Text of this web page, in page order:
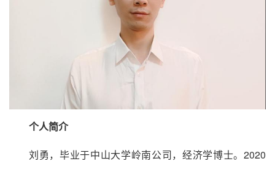
个人简介
刘勇，毕业于中山大学岭南公司，经济学博士。2020